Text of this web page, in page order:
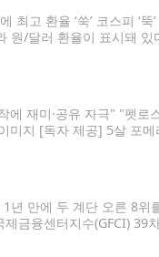
고 환율 ‘쑥’ 코스피 ‘뚝
원/달러 환율이 표시돼 있
에 재미·공유 자극" "펫로
미지 [독자 제공] 5살 포메
년 만에 두 계단 오른 8위
금융센터지수(GFCI) 39